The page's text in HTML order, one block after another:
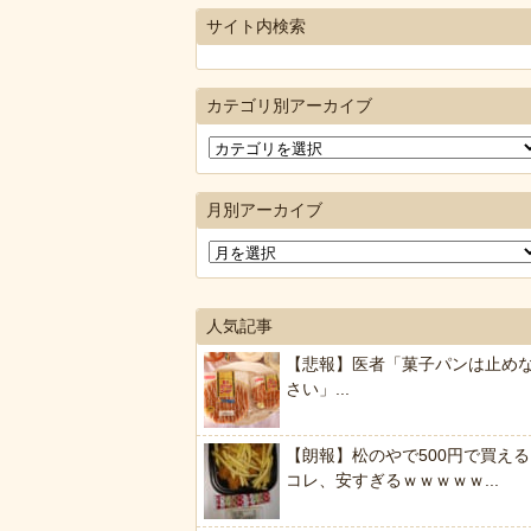
サイト内検索
カテゴリ別アーカイブ
月別アーカイブ
人気記事
【悲報】医者「菓子パンは止め
さい」...
【朗報】松のやで500円で買える
コレ、安すぎるｗｗｗｗｗ...